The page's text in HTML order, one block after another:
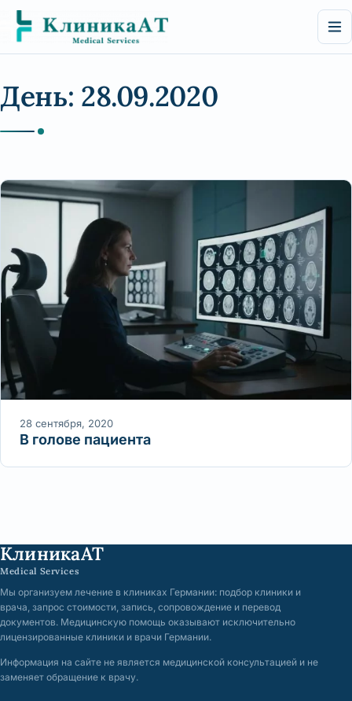
Перейти
содержимому
День: 28.09.2020
28 сентября, 2020
В голове пациента
КлиникаАТ
Medical Services
Мы организуем лечение в клиниках Германии: подбор клиники и
врача, запрос стоимости, запись, сопровождение и перевод
документов. Медицинскую помощь оказывают исключительно
лицензированные клиники и врачи Германии.
Информация на сайте не является медицинской консультацией и не
заменяет обращение к врачу.